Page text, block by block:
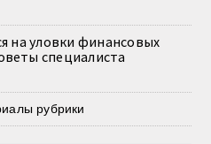
на уловки финансовых
специалиста
рубрики